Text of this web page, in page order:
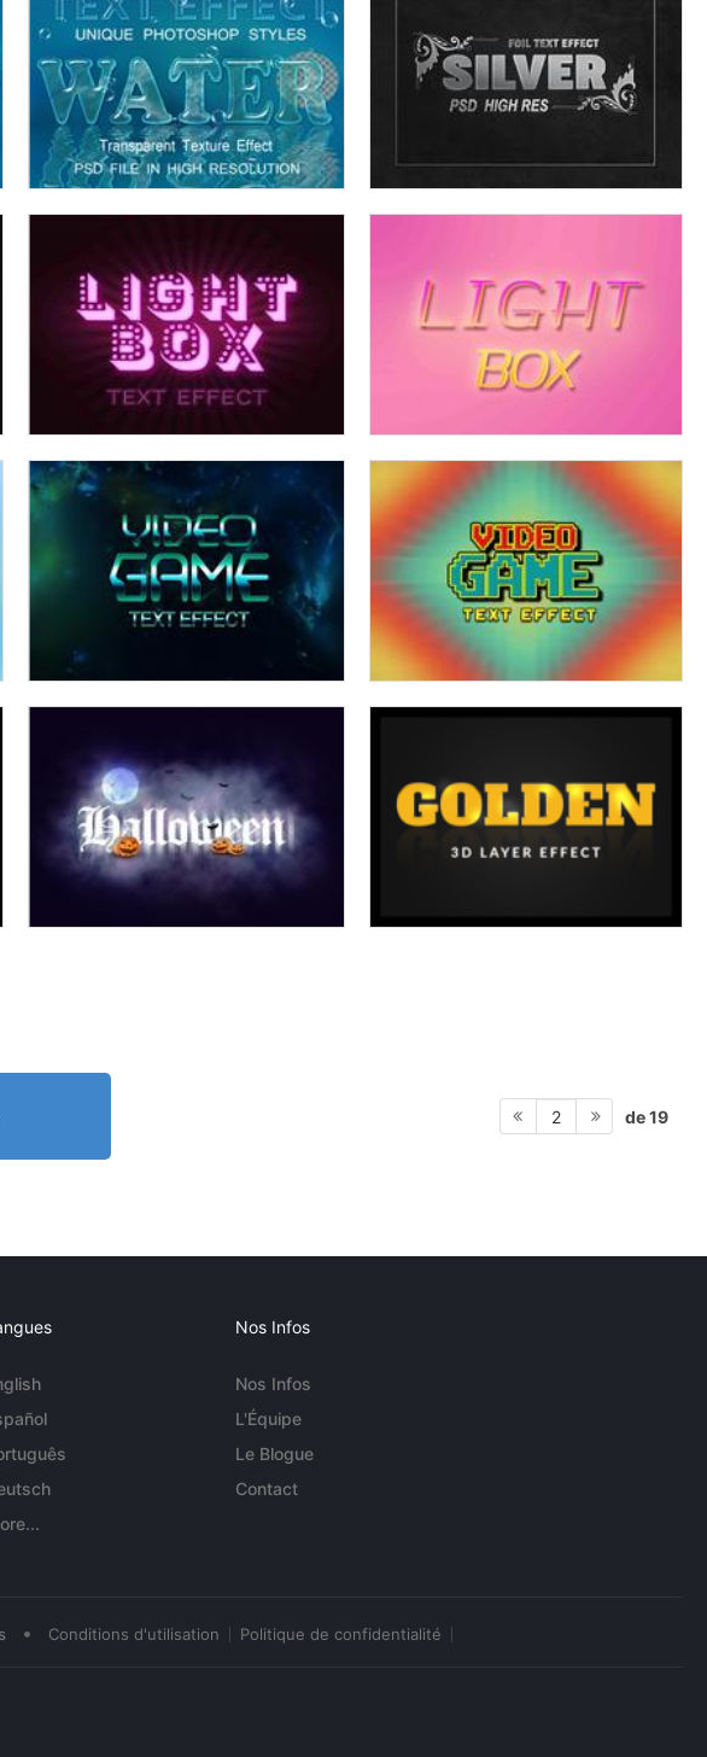
2 de 19
Nos Infos
Nos Infos
L'Équipe
Le Blogue
Contact
• Conditions d'utilisation Politique de confidentialité